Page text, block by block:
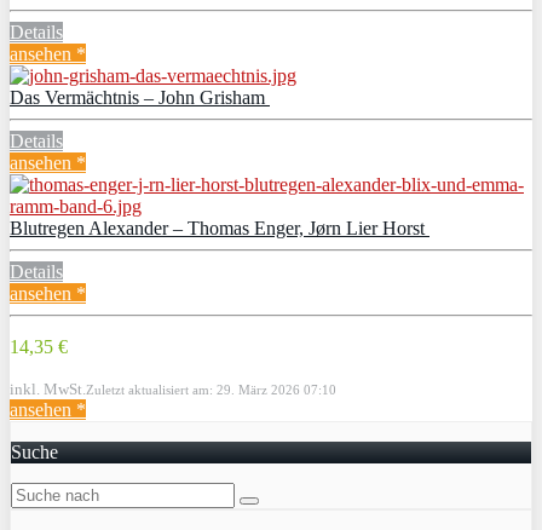
Details
ansehen *
Das Vermächtnis – John Grisham
Details
ansehen *
Blutregen Alexander – Thomas Enger, Jørn Lier Horst
Details
ansehen *
14,35 €
inkl. MwSt. Zuletzt aktualisiert am: 29. März 2026 07:10
ansehen *
Suche